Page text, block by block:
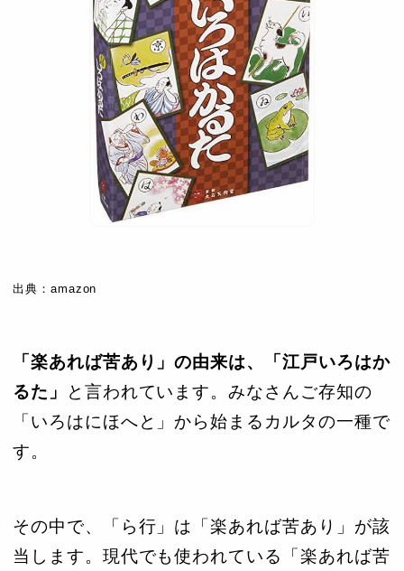
出典：amazon
「楽あれば苦あり」の由来は、「江戸いろはか
るた」
と言われています。みなさんご存知の
「いろはにほへと」から始まるカルタの一種で
す。
その中で、「ら行」は「楽あれば苦あり」が該
当します。現代でも使われている「楽あれば苦